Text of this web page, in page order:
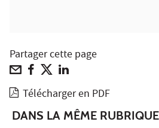
Partager cette page
Télécharger en PDF
DANS LA MÊME RUBRIQUE